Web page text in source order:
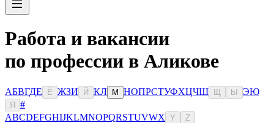
Работа и вакансии
по профессии в Аликове
АБВГДЕ Ё ЖЗИ Й КЛ М НОПРСТУФХЦЧШ Ы ЭЮ
Я
#
ABCDEFGHIJKLMNOPQRSTUVWX Y Z